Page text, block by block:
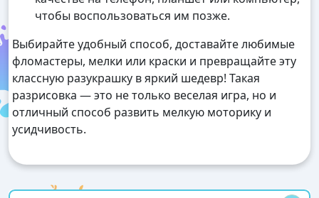
чтобы воспользоваться им позже.
Выбирайте удобный способ, доставайте любимые
фломастеры, мелки или краски и превращайте эту
классную разукрашку в яркий шедевр! Такая
разрисовка — это не только веселая игра, но и
отличный способ развить мелкую моторику и
усидчивость.